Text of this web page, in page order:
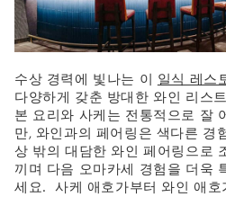
수상 경력에 빛나는 이 일식 레스
다양하게 갖춘 방대한 와인 리스
본 요리와 사케는 전통적으로 잘
만, 와인과의 페어링은 색다른 경
상 밖의 대담한 와인 페어링으로
끼며 다음 오마카세 경험을 더욱
세요. 사케 애호가부터 와인 애호